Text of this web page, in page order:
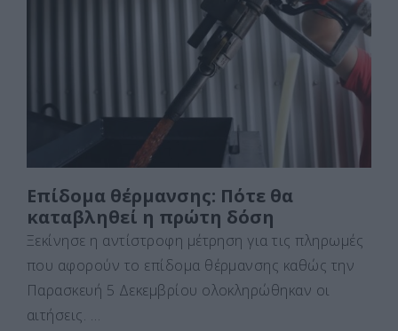
Επίδομα θέρμανσης: Πότε θα
καταβληθεί η πρώτη δόση
Ξεκίνησε η αντίστροφη μέτρηση για τις πληρωμές
που αφορούν το επίδομα θέρμανσης καθώς την
Παρασκευή 5 Δεκεμβρίου ολοκληρώθηκαν οι
αιτήσεις. …